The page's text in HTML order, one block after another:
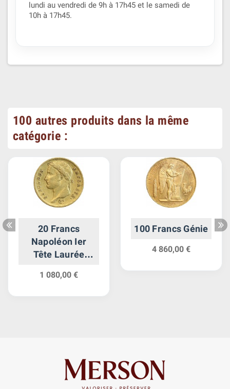
lundi au vendredi de 9h à 17h45 et le samedi de
10h à 17h45.
100 autres produits dans la même
catégorie :
20 Francs
Napoléon Ier
Tête Laurée
1 080,00 €
100 Francs Génie
4 860,00 €